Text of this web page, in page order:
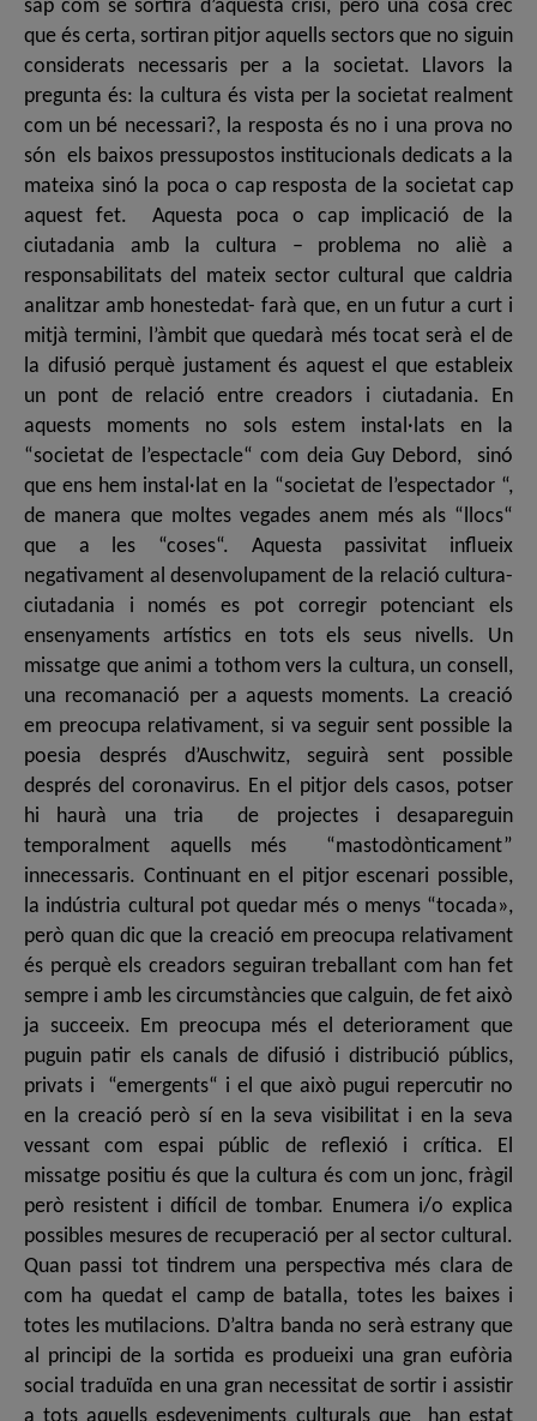
sap com se sortirà d’aquesta crisi, però una cosa crec
que és certa, sortiran pitjor aquells sectors que no siguin
considerats necessaris per a la societat. Llavors la
pregunta és: la cultura és vista per la societat realment
com un bé necessari?, la resposta és no i una prova no
són els baixos pressupostos institucionals dedicats a la
mateixa sinó la poca o cap resposta de la societat cap
aquest fet. Aquesta poca o cap implicació de la
ciutadania amb la cultura – problema no aliè a
responsabilitats del mateix sector cultural que caldria
analitzar amb honestedat- farà que, en un futur a curt i
mitjà termini, l’àmbit que quedarà més tocat serà el de
la difusió perquè justament és aquest el que estableix
un pont de relació entre creadors i ciutadania. En
aquests moments no sols estem instal·lats en la
“societat de l’espectacle“ com deia Guy Debord, sinó
que ens hem instal·lat en la “societat de l’espectador “,
de manera que moltes vegades anem més als “llocs“
que a les “coses“. Aquesta passivitat influeix
negativament al desenvolupament de la relació cultura-
ciutadania i només es pot corregir potenciant els
ensenyaments artístics en tots els seus nivells. Un
missatge que animi a tothom vers la cultura, un consell,
una recomanació per a aquests moments. La creació
em preocupa relativament, si va seguir sent possible la
poesia després d’Auschwitz, seguirà sent possible
després del coronavirus. En el pitjor dels casos, potser
hi haurà una tria de projectes i desapareguin
temporalment aquells més “mastodònticament”
innecessaris. Continuant en el pitjor escenari possible,
la indústria cultural pot quedar més o menys “tocada»,
però quan dic que la creació em preocupa relativament
és perquè els creadors seguiran treballant com han fet
sempre i amb les circumstàncies que calguin, de fet això
ja succeeix. Em preocupa més el deteriorament que
puguin patir els canals de difusió i distribució públics,
privats i “emergents“ i el que això pugui repercutir no
en la creació però sí en la seva visibilitat i en la seva
vessant com espai públic de reflexió i crítica. El
missatge positiu és que la cultura és com un jonc, fràgil
però resistent i difícil de tombar. Enumera i/o explica
possibles mesures de recuperació per al sector cultural.
Quan passi tot tindrem una perspectiva més clara de
com ha quedat el camp de batalla, totes les baixes i
totes les mutilacions. D’altra banda no serà estrany que
al principi de la sortida es produeixi una gran eufòria
social traduïda en una gran necessitat de sortir i assistir